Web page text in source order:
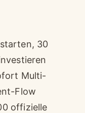
30
Multi-
Flow
offizielle